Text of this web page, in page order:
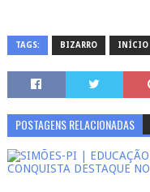
TAGS: BIZARRO INÍCIO
POSTAGENS RELACIONADAS